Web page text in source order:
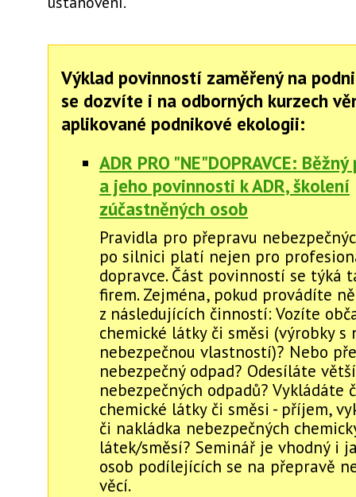
Výklad povinností zaměřený na
se dozvíte i na odborných kurzech
aplikované podnikové ekologii:
ADR PRO "NE"DOPRAVCE:
a jeho povinnosti k ADR, školení
zúčastněných osob
Pravidla pro přepravu
po silnici platí nejen pro
dopravce. Část povinností se týká
firem. Zejména, pokud provádíte
z následujících činností: Vozíte
chemické látky či směsi (výrobky s
nebezpečnou vlastností)? Nebo
nebezpečný odpad? Odesíláte
nebezpečných odpadů? Vykládáte
chemické látky či směsi - příjem,
či nakládka nebezpečných
látek/směsí? Seminář je vhodný i
osob podílejících se na přepravě
věcí.